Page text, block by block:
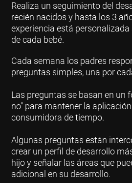
Realiza un seguimiento del
recién nacidos y hasta los 3
experiencia está
de cada bebé.
Cada semana los padres
preguntas simples, una por
Las preguntas se basan en un
no" para mantener la
consumidora de tiempo.
Algunas preguntas están
crear un perfil de desarrollo
hijo y señalar las áreas que
adicional en su desarrollo.